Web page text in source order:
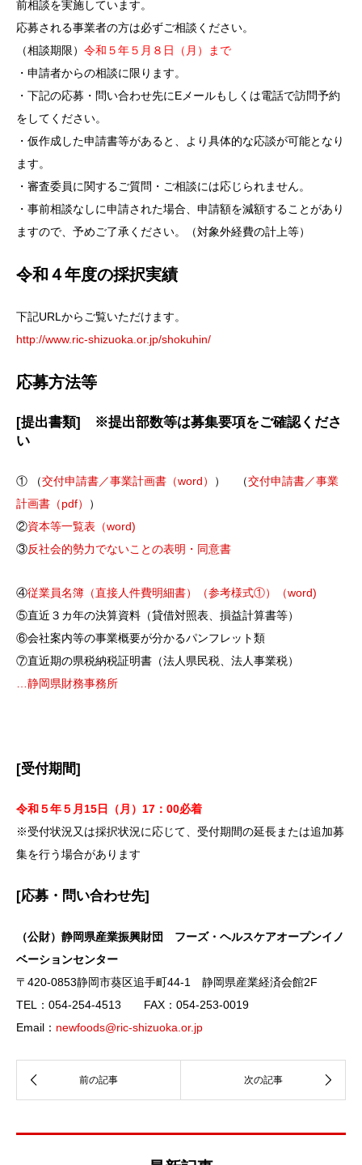
前相談を実施しています。
応募される事業者の方は必ずご相談ください。
（相談期限） 令和５年５月８日（月）まで
・申請者からの相談に限ります。
・下記の応募・問い合わせ先にEメールもしくは電話で訪問予約
をしてください。
・仮作成した申請書等があると、より具体的な応談が可能となり
ます。
・審査委員に関するご質問・ご相談には応じられません。
・事前相談なしに申請された場合、申請額を減額することがあり
ますので、予めご了承ください。（対象外経費の計上等）
令和４年度の採択実績
下記URLからご覧いただけます。
http://www.ric-shizuoka.or.jp/shokuhin/
応募方法等
[提出書類] ※提出部数等は募集要項をご確認くださ
い
① （交付申請書／事業計画書（word） ） （交付申請書／事業
計画書（pdf）
）
②資本等一覧表（word)
③反社会的勢力でないことの表明・同意書
④従業員名簿（直接人件費明細書）（参考様式①）（word)
⑤直近３カ年の決算資料（貸借対照表、損益計算書等）
⑥会社案内等の事業概要が分かるパンフレット類
⑦直近期の県税納税証明書（法人県民税、法人事業税）
…静岡県財務事務所
[受付期間]
令和５年５ 月15日（月）17：00必着
※受付状況又は採択状況に応じて、受付期間の延長または追加募
集を行う場合があります
[応募・問い合わせ先]
（公財）静岡県産業振興財団 フーズ・ヘルスケアオープンイノ
ベーションセンター
〒420-0853静岡市葵区追手町44-1 静岡県産業経済会館2F
TEL：054-254-4513 FAX：054-253-0019
Email： newfoods@ric-shizuoka.or.jp